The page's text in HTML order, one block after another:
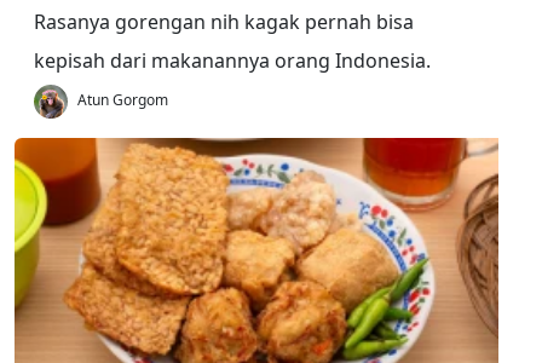
Rasanya gorengan nih kagak pernah bisa
kepisah dari makanannya orang Indonesia.
Atun Gorgom